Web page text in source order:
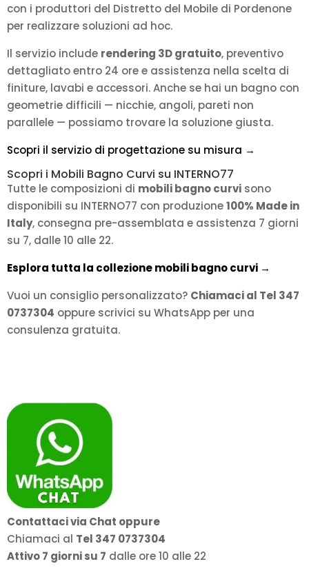
con i produttori del Distretto del Mobile di Pordenone
per realizzare soluzioni ad hoc.
Il servizio include rendering 3D gratuito, preventivo
dettagliato entro 24 ore e assistenza nella scelta di
finiture, lavabi e accessori. Anche se hai un bagno con
geometrie difficili — nicchie, angoli, pareti non
parallele — possiamo trovare la soluzione giusta.
Scopri il servizio di progettazione su misura →
Scopri i Mobili Bagno Curvi su INTERNO77
Tutte le composizioni di mobili bagno curvi sono
disponibili su INTERNO77 con produzione100% Made in
Italy, consegna pre-assemblata e assistenza 7 giorni
su 7, dalle 10 alle 22.
Esplora tutta la collezione mobili bagno curvi →
Vuoi un consiglio personalizzato? Chiamaci al Tel 347
0737304 oppure scrivici su WhatsApp per una
consulenza gratuita.
Contattaci via Chat oppure
Chiamaci al Tel 347 0737304
Attivo 7 giorni su 7 dalle ore 10 alle 22